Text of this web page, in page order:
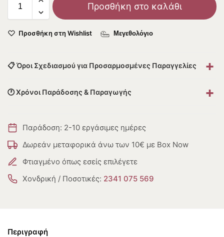
Προσθήκη στο καλάθι
Προσθήκη στη Wishlist Μεγεθολόγιο
📋 Όροι Σχεδιασμού για Προσαρμοσμένες Παραγγελίες +
🕐 Χρόνοι Παράδοσης & Παραγωγής +
Παράδοση: 2-10 εργάσιμες ημέρες
Δωρεάν μεταφορικά άνω των 10€ με Box Now
Φτιαγμένο όπως εσείς επιλέγετε
Χονδρική / Ποσοτικές: 2341 075 569
Περιγραφή